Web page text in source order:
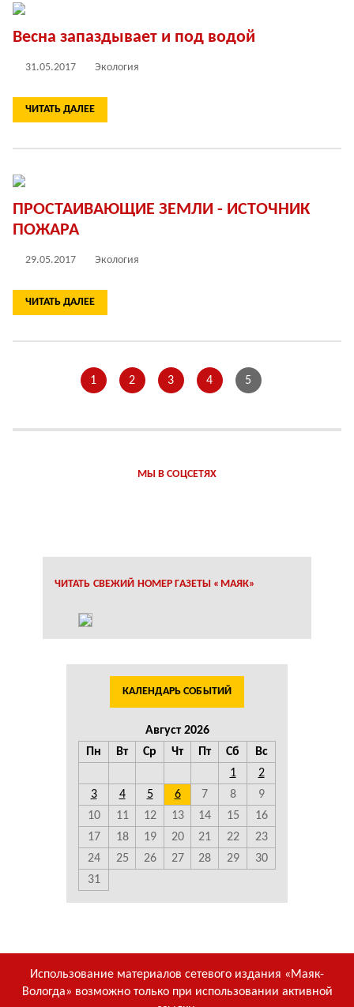
Весна запаздывает и под водой
31.05.2017 Экология
ЧИТАТЬ ДАЛЕЕ
ПРОСТАИВАЮЩИЕ ЗЕМЛИ - ИСТОЧНИК
ПОЖАРА
29.05.2017 Экология
ЧИТАТЬ ДАЛЕЕ
1 2 3 4 5
МЫ В СОЦСЕТЯХ
ЧИТАТЬ СВЕЖИЙ НОМЕР ГАЗЕТЫ «МАЯК»
КАЛЕНДАРЬ СОБЫТИЙ
Август 2026
Пн
Вт Ср Чт Пт Сб
Вс
1
2
3
4 5 6 7 8
9
10
11 12 13 14 15
16
17
18 19 20 21 22
23
24
25 26 27 28 29
30
31
Использование материалов сетевого издания «Маяк-
Вологда» возможно только при использовании активной